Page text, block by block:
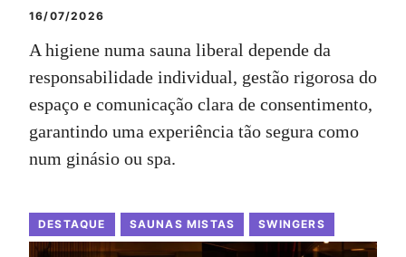
16/07/2026
A higiene numa sauna liberal depende da
responsabilidade individual, gestão rigorosa do
espaço e comunicação clara de consentimento,
garantindo uma experiência tão segura como
num ginásio ou spa.
DESTAQUE SAUNAS MISTAS SWINGERS